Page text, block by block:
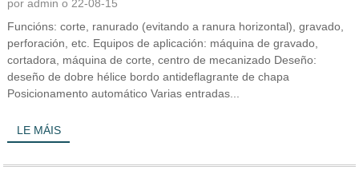
por admin o 22-08-15
Funcións: corte, ranurado (evitando a ranura horizontal), gravado,
perforación, etc. Equipos de aplicación: máquina de gravado,
cortadora, máquina de corte, centro de mecanizado Deseño:
deseño de dobre hélice bordo antideflagrante de chapa
Posicionamento automático Varias entradas...
LE MÁIS